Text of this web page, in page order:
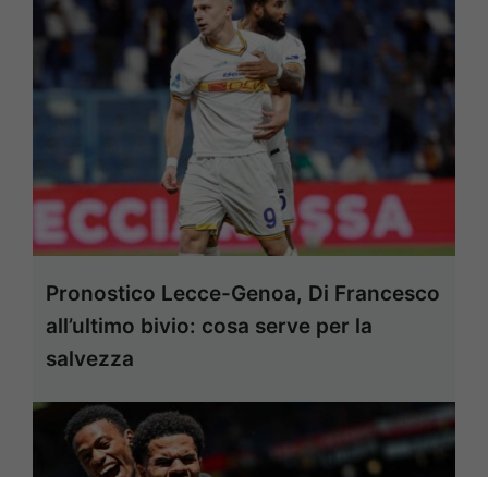
Pronostico Lecce-Genoa, Di Francesco
all’ultimo bivio: cosa serve per la
salvezza